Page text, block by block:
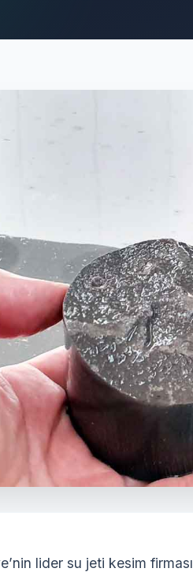
lider su jeti kesim firması